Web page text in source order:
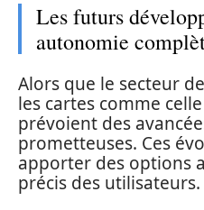
Les futurs
autonomie
Alors que le secteur
les cartes comme
prévoient des
prometteuses. Ces
apporter des options
précis des utilisateurs.